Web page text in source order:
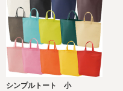
シンプルトート 小